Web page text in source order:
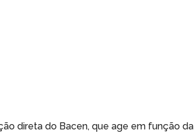
direta do Bacen, que age em função da